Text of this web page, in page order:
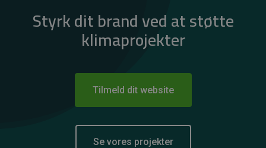
Styrk dit brand ved at støtte
klimaprojekter
Tilmeld dit website
Se vores projekter